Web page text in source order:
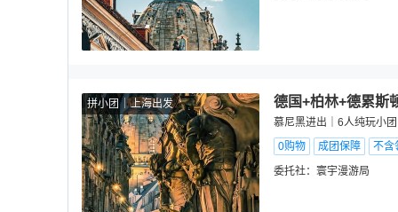
拼小团 上海出发 德国+柏林+德累斯
慕尼黑进出｜6人纯玩小
0购物
成团保障
不含
委托社： 寰宇漫游局